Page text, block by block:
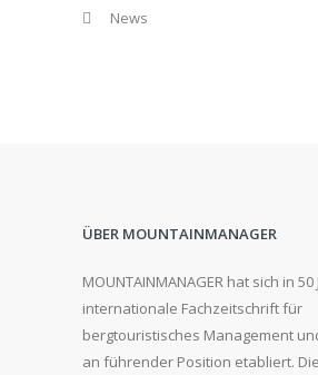
News
ÜBER MOUNTAINMANAGER
MOUNTAINMANAGER hat sich in
internationale Fachzeitschrift für
bergtouristisches Management
an führender Position etabliert. Die